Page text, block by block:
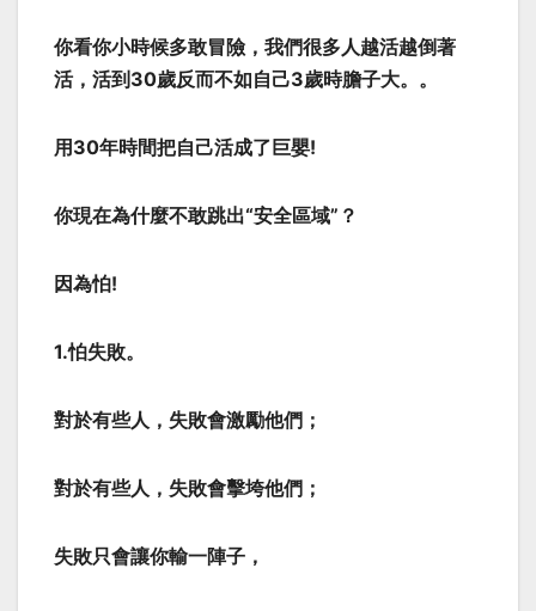
你看你小時候多敢冒險，我們很多人越活越倒著
活，活到30歲反而不如自己3歲時膽子大。。
用30年時間把自己活成了巨嬰!
你現在為什麼不敢跳出“安全區域”？
因為怕!
1.怕失敗。
對於有些人，失敗會激勵他們；
對於有些人，失敗會擊垮他們；
失敗只會讓你輸一陣子，